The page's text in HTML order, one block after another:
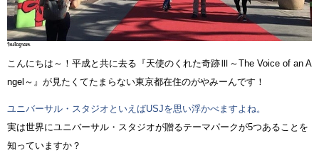
こんにちは～！平成と共に去る『天使のくれた奇跡Ⅲ～The Voice of an A
ngel～』が見たくてたまらない東京都在住のがやみーんです！
ユニバーサル・スタジオといえばUSJを思い浮かべますよね。
実は世界にユニバーサル・スタジオが贈るテーマパークが5つあることを
知っていますか？